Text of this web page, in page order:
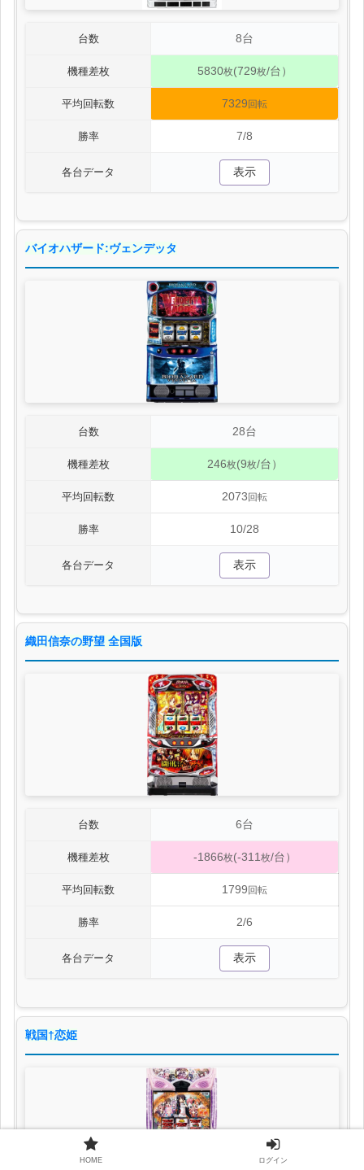
台数 8台
機種差枚 5830枚(729枚/台）
平均回転数 7329 回転
勝率 7/8
各台データ 表示
バイオハザード:ヴェンデッタ
台数 28台
機種差枚 246枚(9枚/台）
平均回転数 2073 回転
勝率 10/28
各台データ 表示
織田信奈の野望 全国版
台数 6台
機種差枚 -1866枚(-311枚/台）
平均回転数 1799 回転
勝率 2/6
各台データ 表示
戦国†恋姫
HOME ログイン